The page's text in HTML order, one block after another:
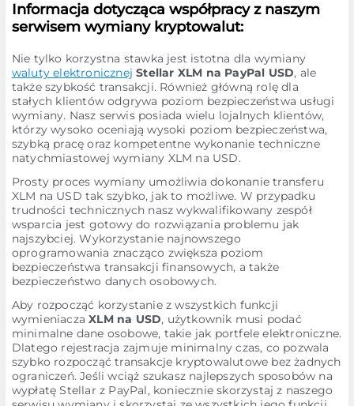
Informacja dotycząca współpracy z naszym
serwisem wymiany kryptowalut:
Nie tylko korzystna stawka jest istotna dla wymiany
waluty elektronicznej Stellar XLM na PayPal USD, ale
także szybkość transakcji. Również główną rolę dla
stałych klientów odgrywa poziom bezpieczeństwa usługi
wymiany. Nasz serwis posiada wielu lojalnych klientów,
którzy wysoko oceniają wysoki poziom bezpieczeństwa,
szybką pracę oraz kompetentne wykonanie techniczne
natychmiastowej wymiany XLM na USD.
Prosty proces wymiany umożliwia dokonanie transferu
XLM na USD tak szybko, jak to możliwe. W przypadku
trudności technicznych nasz wykwalifikowany zespół
wsparcia jest gotowy do rozwiązania problemu jak
najszybciej. Wykorzystanie najnowszego
oprogramowania znacząco zwiększa poziom
bezpieczeństwa transakcji finansowych, a także
bezpieczeństwo danych osobowych.
Aby rozpocząć korzystanie z wszystkich funkcji
wymieniaczaXLM na USD, użytkownik musi podać
minimalne dane osobowe, takie jak portfele elektroniczne.
Dlatego rejestracja zajmuje minimalny czas, co pozwala
szybko rozpocząć transakcje kryptowalutowe bez żadnych
ograniczeń. Jeśli wciąż szukasz najlepszych sposobów na
wypłatę Stellar z PayPal, koniecznie skorzystaj z naszego